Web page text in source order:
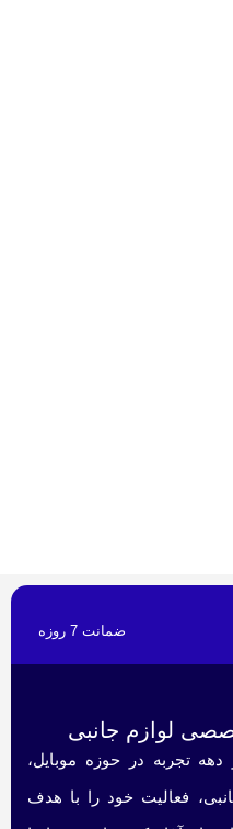
ضمانت 7 روزه
لوازم جانبی
تجربه در حوزه موبایل،
فعالیت خود را با هدف